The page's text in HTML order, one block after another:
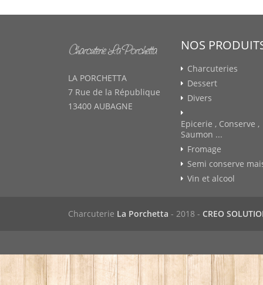
LA PORCHETTA
7 Rue de la République
13400 AUBAGNE
NOS
Charcuteries
Dessert
Divers
Epicerie , Conserve ,
Saumon ...
Fromage
Semi conserve
Vin et alcool
Charcuterie La Porchetta - 2018 - CREO